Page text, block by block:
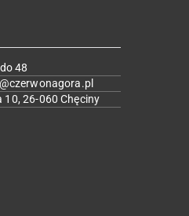
48
10, 26-060 Chęciny